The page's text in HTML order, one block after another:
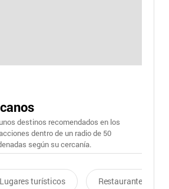
destinos recomendados en los
dentro de un radio de 50
según su cercanía.
Lugares turísticos Restaurantes